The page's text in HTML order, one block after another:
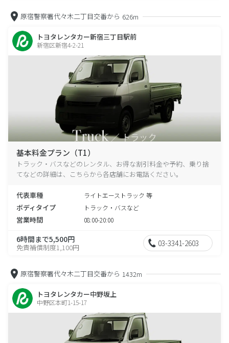
原宿警察署代々木二丁目交番から 626m
トヨタレンタカー新宿三丁目駅前
新宿区新宿4-2-21
基本料金プラン（T1）
トラック・バスなどのレンタル、お得な割引料金や予約、乗り捨
てなどの詳細は、こちらから各店舗にお電話ください。
代表車種 ライトエーストラック 等
ボディタイプ トラック・バスなど
営業時間 08:00-20:00
6時間まで5,500円
免責補償制度1,100円 03-3341-2603
原宿警察署代々木二丁目交番から 1432m
トヨタレンタカー中野坂上
中野区本町1-15-17